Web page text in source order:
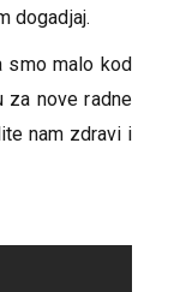
dogadjaj.
smo malo kod
za nove radne
nam zdravi i